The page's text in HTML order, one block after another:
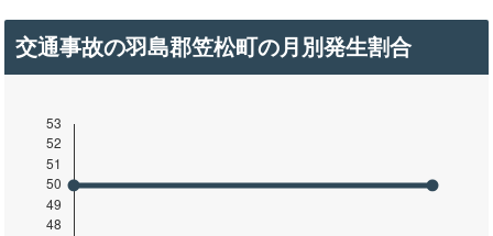
交通事故の羽島郡笠松町の月別発生割合